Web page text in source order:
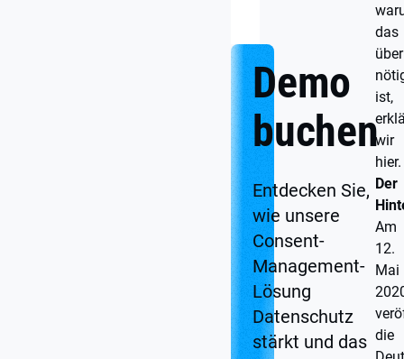
Demo
buchen
Entdecken Sie,
wie unsere
Consent-
Management-
Lösung
Datenschutz
stärkt und das
das
ist,
wir
hier.
Der
Am
12.
Mai
die